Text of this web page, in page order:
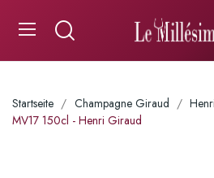
Startseite Champagne Giraud
MV17 150cl - Henri Giraud